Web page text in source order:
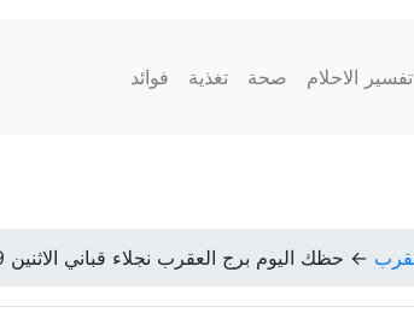
تفسير الاحلام صحة تغذية فوائد
← حظك اليوم برج العقرب نجلاء قباني الاثنين 2019-01-28